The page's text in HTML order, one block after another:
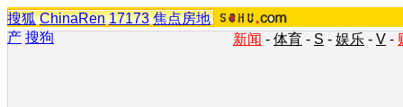
搜狐 ChinaRen 17173 焦点房地
产 搜狗 新闻 - 体育 - S - 娱乐 - V -